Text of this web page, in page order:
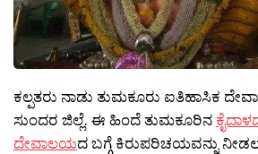
ಕಲ್ಪತರು ನಾಡು ತುಮಕೂರು ಐತಿಹಾಸಿಕ
ಸುಂದರ ಜಿಲ್ಲೆ. ಈ ಹಿಂದೆ ತುಮಕೂರಿನ
ದೇವಾಲಯದ ಬಗ್ಗೆ ಕಿರುಪರಿಚಯವನ್ನು